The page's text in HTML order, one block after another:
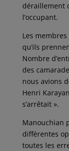
déraillement
l’occupant.
Les
qu’ils
Nombre
des
nous avions
Henri
s’arrêtait ».
Manouchian
différentes
toutes les